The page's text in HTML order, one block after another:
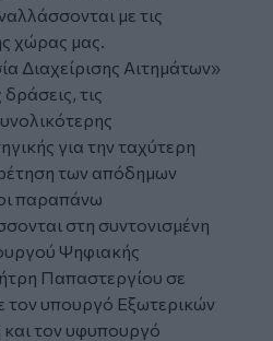
με τις
χώρας μας.
Διαχείρισης Αιτημάτων»
τις
για την ταχύτερη
των απόδημων
παραπάνω
στη συντονισμένη
Ψηφιακής
Παπαστεργίου σε
τον υπουργό Εξωτερικών
και τον υφυπουργό